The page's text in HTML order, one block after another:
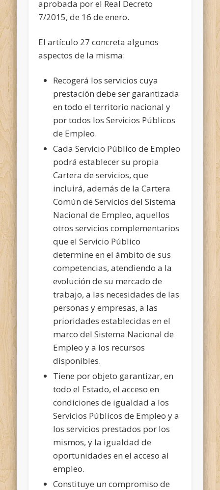
aprobada por el Real Decreto
7/2015, de 16 de enero.
El artículo 27 concreta algunos
aspectos de la misma:
Recogerá los servicios cuya
prestación debe ser garantizada
en todo el territorio nacional y
por todos los Servicios Públicos
de Empleo.
Cada Servicio Público de Empleo
podrá establecer su propia
Cartera de servicios, que
incluirá, además de la Cartera
Común de Servicios del Sistema
Nacional de Empleo, aquellos
otros servicios complementarios
que el Servicio Público
determine en el ámbito de sus
competencias, atendiendo a la
evolución de su mercado de
trabajo, a las necesidades de las
personas y empresas, a las
prioridades establecidas en el
marco del Sistema Nacional de
Empleo y a los recursos
disponibles.
Tiene por objeto garantizar, en
todo el Estado, el acceso en
condiciones de igualdad a los
Servicios Públicos de Empleo y a
los servicios prestados por los
mismos, y la igualdad de
oportunidades en el acceso al
empleo.
Constituye un compromiso de